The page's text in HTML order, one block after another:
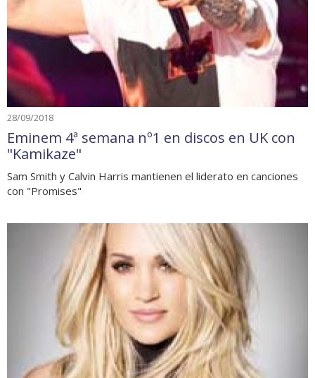
28/09/2018
Eminem 4ª semana nº1 en discos en UK con
"Kamikaze"
Sam Smith y Calvin Harris mantienen el liderato en canciones
con "Promises"